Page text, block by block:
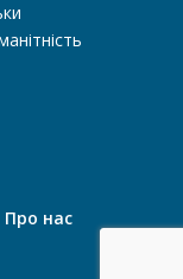
Про нас